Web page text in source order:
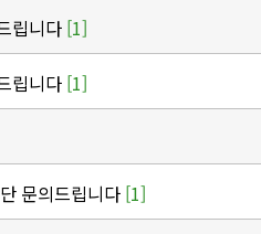
립니다 [1]
립니다 [1]
문의드립니다 [1]